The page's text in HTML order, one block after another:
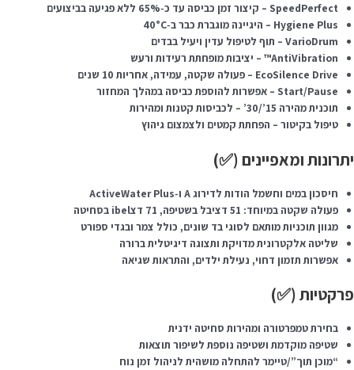
SpeedPerfect – קיצור זמן כביסה עד כ‑65% ללא פגיעה בביצועים
Hygiene Plus – היגיינה מוגברת כבר ב‑40°C
VarioDrum – תוף לטיפול עדין ויעיל בבדים
AntiVibration™ – יציבות מופחתת רעידות ורעש
EcoSilence Drive – פעולה שקטה, עמידה, אחריות 10 שנים
Start/Pause – אפשרות להוספת כביסה במהלך המחזור
תוכנית מהירה 15’/30’ – לכביסות קטנות ומהירות
טיפול בקיטור – הפחתת קמטים ולצמצום גיהוץ
יתרונות ומאפיינים (✅)
חיסכון במים וחשמל הודות לדירוג A ו‑ActiveWater Plus
פעולה שקטה במיוחד: 51 דציבל בשטיפה, 71 דצibel בסחיטה
מגוון תוכניות מותאם לסוגי בד שונים, כולל צמר ובגדי ספורט
שליטה אלקטרונית מדויקת ותצוגה דיגיטלית ברורה
אפשרות תזמון דחוי, נעילת ילדים, והתראות שגיאה
פרקטיות (✅)
בחירת טמפרטורה ומהירות סחיטה ידנית
שטיפה מוקדמת ושטיפה נוספת לשיפור תוצאות
“מוכן תוך”/טיימר להתחלה מושהית לניהול זמן נוח